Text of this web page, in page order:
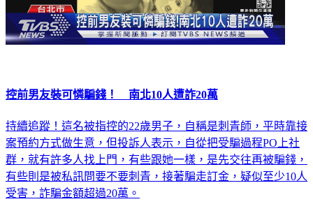
控前男友裝可憐騙錢！ 南北10人遭詐20萬
持續追蹤！這名被指控的22歲男子，自稱是刺青師，平時靠接
案預約方式做生意，但投訴人表示，自從把受騙過程PO上社
群，就有許多人找上門，有些跟她一樣，是先交往再被騙錢，
有些則是被私訊問要不要刺青，接著騙走訂金，疑似至少10人
受害，詐騙金額超過20萬。